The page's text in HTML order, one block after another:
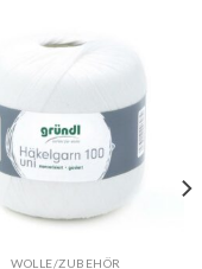
WOLLE/ZUBEHÖR